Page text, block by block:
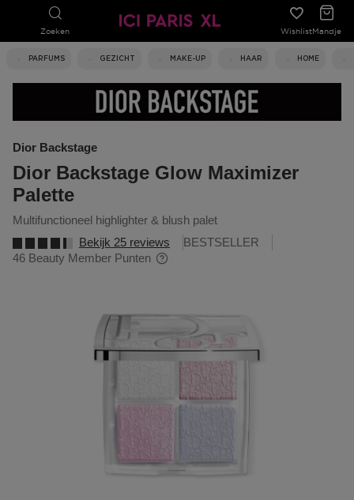
Zoeken WishlistMandje
PARFUMS GEZICHT MAKE-UP HAAR HOME
Dior Backstage
Dior Backstage Glow Maximizer
Palette
multifunctioneel highlighter & blush palet
Bekijk 25 reviews
BESTSELLER
46 Beauty Member Punten